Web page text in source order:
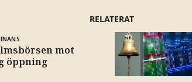
RELATERAT
mot
öppning